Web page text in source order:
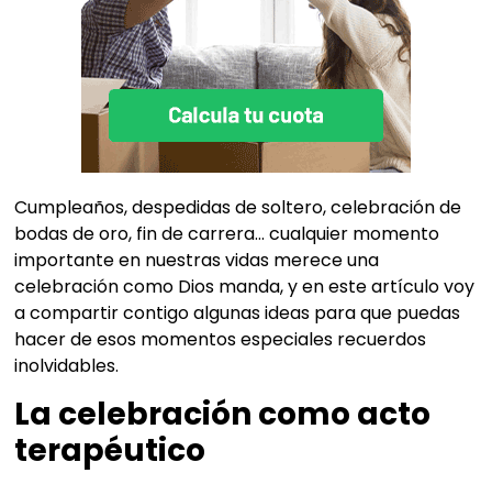
Cumpleaños, despedidas de soltero, celebración de
bodas de oro, fin de carrera… cualquier momento
importante en nuestras vidas merece una
celebración como Dios manda, y en este artículo voy
a compartir contigo algunas ideas para que puedas
hacer de esos momentos especiales recuerdos
inolvidables.
La celebración como acto
terapéutico